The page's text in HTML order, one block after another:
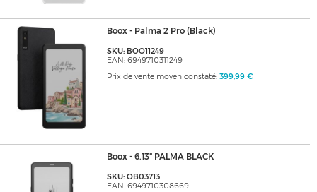
Boox - Palma 2 Pro (Black)
SKU: BOO11249
EAN: 6949710311249
Prix de vente moyen constaté: 399,99 €
Boox - 6.13" PALMA BLACK
SKU: OB03713
EAN: 6949710308669